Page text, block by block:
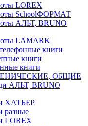
LOREX
SchoolФОРМАТ
АЛЬТ, BRUNO
LAMARK
книги
книги
книги
ОБЩИЕ
АЛЬТ, BRUNO
ХАТБЕР
разные
LOREX